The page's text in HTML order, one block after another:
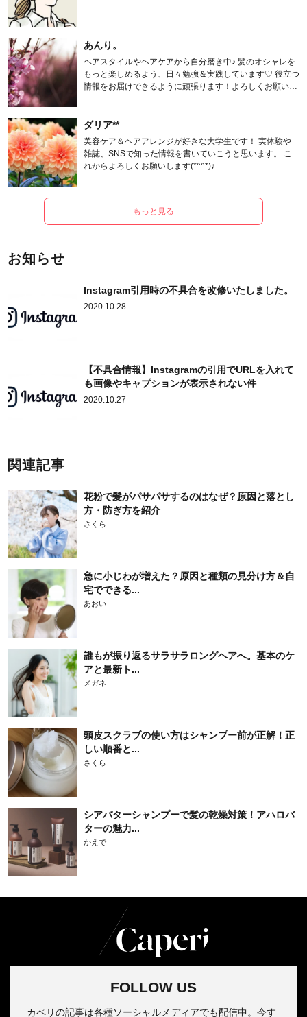
あんり。
ヘアスタイルやヘアケアから自分磨き中♪ 髪のオシャレを
もっと楽しめるよう、日々勉強＆実践しています♡ 役立つ
情報をお届けできるように頑張ります！よろしくお願いし
ダリア**
美容ケア＆ヘアアレンジが好きな大学生です！ 実体験や
雑誌、SNSで知った情報を書いていこうと思います。 こ
れからよろしくお願いします(*^^*)♪
もっと見る
お知らせ
Instagram引用時の不具合を改修いたしました。
2020.10.28
【不具合情報】Instagramの引用でURLを入れて
も画像やキャプションが表示されない件
2020.10.27
関連記事
花粉で髪がパサパサするのはなぜ？原因と落とし
方・防ぎ方を紹介
さくら
急に小じわが増えた？原因と種類の見分け方＆自
宅でできる...
あおい
誰もが振り返るサラサラロングヘアへ。基本のケ
アと最新ト...
メガネ
頭皮スクラブの使い方はシャンプー前が正解！正
しい順番と...
さくら
シアバターシャンプーで髪の乾燥対策！アハロバ
ターの魅力...
かえで
FOLLOW US
カペリの記事は各種ソーシャルメディアでも配信中。今す